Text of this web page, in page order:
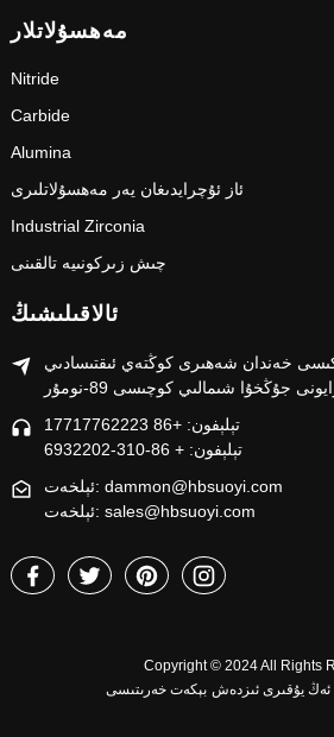
مەھسۇلاتلار
Nitride
Carbide
Alumina
ئاز ئۇچرايدىغان يەر مەھسۇلاتلىرى
Industrial Zirconia
چىش زىركونىيە تالقىنى
ئالاقىلىشىڭ
خەندان شەھىرى كوڭتەي ئىقتىسادىي
جۇڭخۇا شىمالىي كوچىسى 89-نومۇر
تېلېفون: +86 17717762223
تېلېفون: + 86-310-6932202
ئېلخەت: dammon@hbsuoyi.com
ئېلخەت: sales@hbsuoyi.com
Copyright © 2024 All Rights
ئەڭ يۇقىرى ئىزدەش بېكەت خەرىتىسى